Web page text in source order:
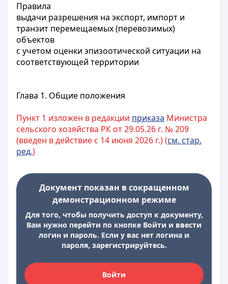
Правила
выдачи разрешения на экспорт, импорт и
транзит перемещаемых (перевозимых)
объектов
с учетом оценки эпизоотической ситуации на
соответствующей территории
Глава 1. Общие положения
Пункт 1 изложен в редакции приказа Министра
сельского хозяйства РК от 29.05.26 г. № 209
(введен в действие с 14 июня 2026 г.) (см. стар.
ред.)
Документ показан в сокращенном
демонстрационном режиме
Для того, чтобы получить доступ к документу,
Вам нужно перейти по кнопке Войти и ввести
логин и пароль. Если у вас нет логина и
пароля, зарегистрируйтесь.
Войти